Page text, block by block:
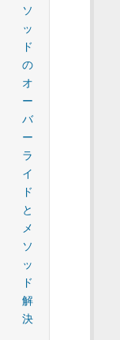
ソ
ッ
ド
の
オ
ー
バ
ー
ラ
イ
ド
と
メ
ソ
ッ
ド
解
決